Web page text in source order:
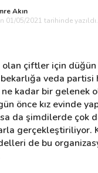
Akın
01/05/2021 tarihinde yazıldı.
çiftler için düğün
veda partisi
kadar bir gelenek
önce kız evinde
da şimdilerde çok
gerçekleştiriliyor.
de bu